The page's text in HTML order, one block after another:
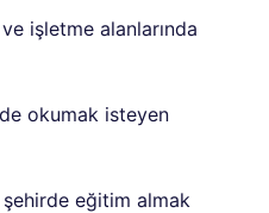
işletme alanlarında
okumak isteyen
eğitim almak